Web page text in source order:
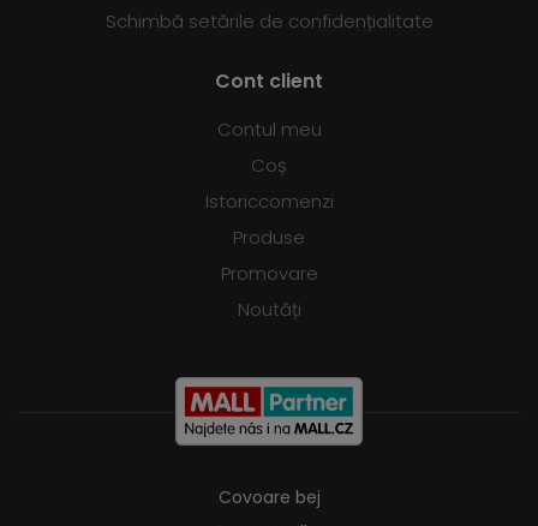
Schimbă setările de confidențialitate
Cont client
Contul meu
Coș
Istoriccomenzi
Produse
Promovare
Noutăți
Covoare bej